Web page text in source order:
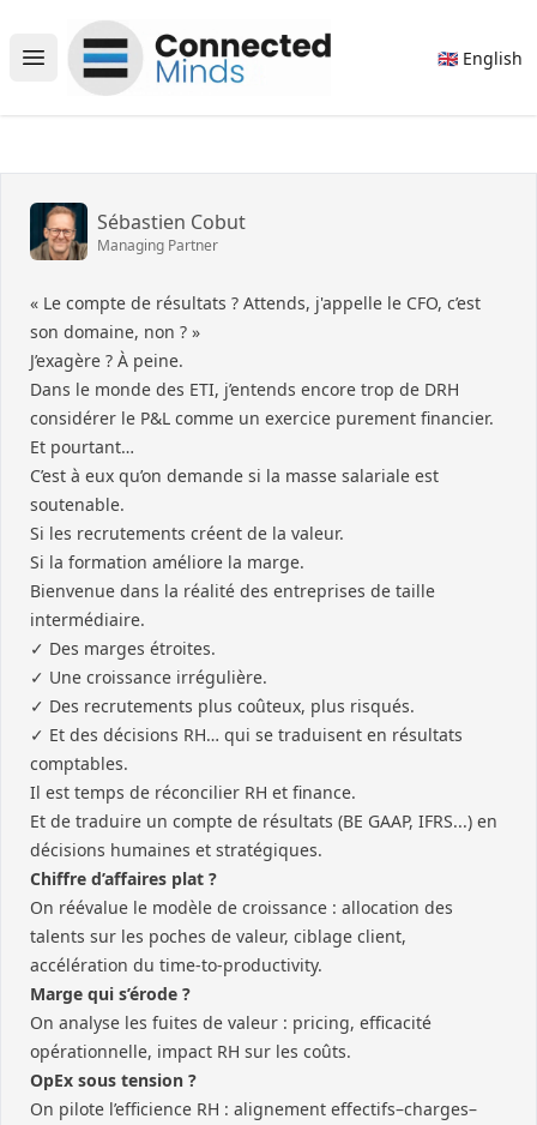
Open main menu
Connected Minds
🇬🇧 English
Sébastien Cobut
Managing Partner
« Le compte de résultats ? Attends, j'appelle le CFO, c’est
son domaine, non ? »
J’exagère ? À peine.
Dans le monde des ETI, j’entends encore trop de DRH
considérer le P&L comme un exercice purement financier.
Et pourtant…
C’est à eux qu’on demande si la masse salariale est
soutenable.
Si les recrutements créent de la valeur.
Si la formation améliore la marge.
Bienvenue dans la réalité des entreprises de taille
intermédiaire.
✓ Des marges étroites.
✓ Une croissance irrégulière.
✓ Des recrutements plus coûteux, plus risqués.
✓ Et des décisions RH… qui se traduisent en résultats
comptables.
Il est temps de réconcilier RH et finance.
Et de traduire un compte de résultats (BE GAAP, IFRS...) en
décisions humaines et stratégiques.
Chiffre d’affaires plat ?
On réévalue le modèle de croissance : allocation des
talents sur les poches de valeur, ciblage client,
accélération du time-to-productivity.
Marge qui s’érode ?
On analyse les fuites de valeur : pricing, efficacité
opérationnelle, impact RH sur les coûts.
OpEx sous tension ?
On pilote l’efficience RH : alignement effectifs–charges–